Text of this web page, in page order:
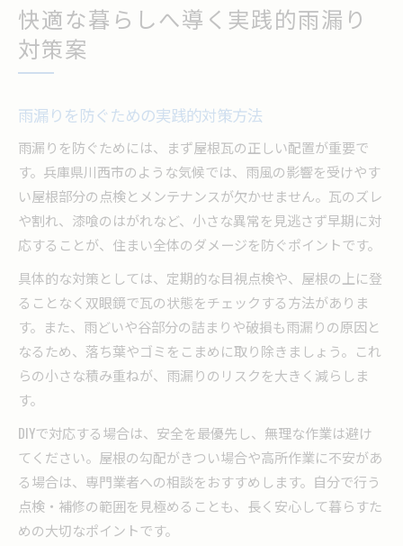
快適な暮らしへ導く実践的雨漏り
対策案
雨漏りを防ぐための実践的対策方法
雨漏りを防ぐためには、まず屋根瓦の正しい配置が重要で
す。兵庫県川西市のような気候では、雨風の影響を受けやす
い屋根部分の点検とメンテナンスが欠かせません。瓦のズレ
や割れ、漆喰のはがれなど、小さな異常を見逃さず早期に対
応することが、住まい全体のダメージを防ぐポイントです。
具体的な対策としては、定期的な目視点検や、屋根の上に登
ることなく双眼鏡で瓦の状態をチェックする方法がありま
す。また、雨どいや谷部分の詰まりや破損も雨漏りの原因と
なるため、落ち葉やゴミをこまめに取り除きましょう。これ
らの小さな積み重ねが、雨漏りのリスクを大きく減らしま
す。
DIYで対応する場合は、安全を最優先し、無理な作業は避け
てください。屋根の勾配がきつい場合や高所作業に不安があ
る場合は、専門業者への相談をおすすめします。自分で行う
点検・補修の範囲を見極めることも、長く安心して暮らすた
めの大切なポイントです。